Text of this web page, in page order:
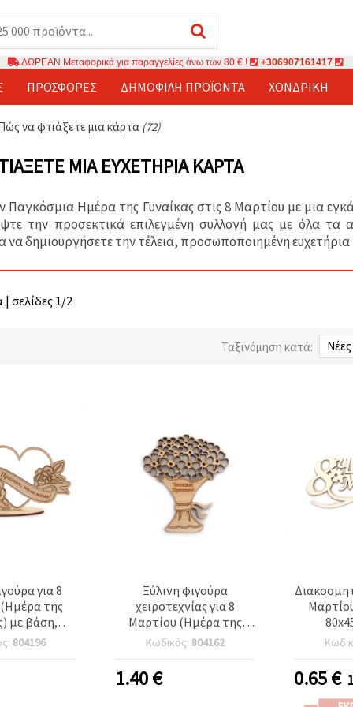
ΔΩΡΕΑΝ Μεταφορικά για παραγγελίες άνω των 80 € ! +306907161417
ΠΡΟΣΦΟΡΈΣ ΔΗΜΟΦΙΛΉ ΠΡΟΪΌΝΤΑ ΧΟΝΔΡΙΚΉ
να φτιάξετε μια κάρτα (72)
ΜΙΑ ΕΥΧΕΤΉΡΙΑ ΚΆΡΤΑ
Παγκόσμια Ημέρα της Γυναίκας στις 8 Μαρτίου με μια
την προσεκτικά επιλεγμένη συλλογή μας με όλα τα
να δημιουργήσετε την τέλεια, προσωποποιημένη
| σελίδες 1/2
Ταξινόμηση κατά:
για 8
της
με βάση,
mm
804196
Ξύλινη φιγούρα
χειροτεχνίας για 8
Μαρτίου (Ημέρα της
Γυναίκας), 80x70 mm
Κωδικός: 804162
1.40€ 0.65€